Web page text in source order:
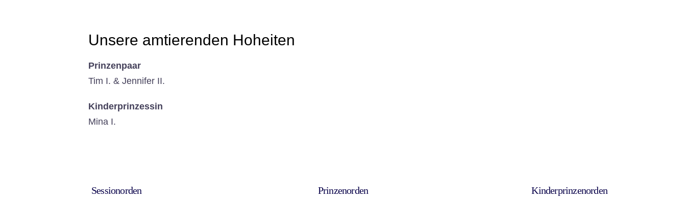
Unsere amtierenden Hoheiten
Prinzenpaar
Tim I. & Jennifer II.
Kinderprinzessin
Mina I.
Sessionorden Prinzenorden Kinderprinzenorden